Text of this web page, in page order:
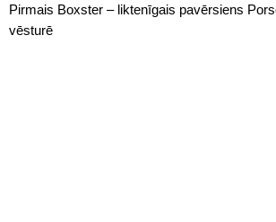
Pirmais Boxster – liktenīgais pavērsiens
vēsturē